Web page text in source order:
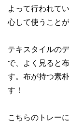
よって行われて
心して使うことが
テキスタイルの
で、よく見ると
す。布が持つ素
す！
こちらのトレー